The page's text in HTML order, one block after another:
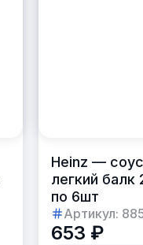
Heinz —
легкий балк
по 6шт
Артикул:
653 ₽